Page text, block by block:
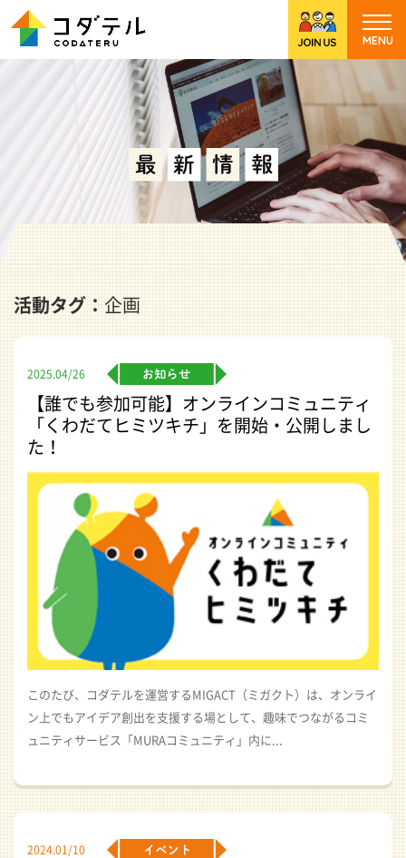
活動タグ： 企画
2025.04/26
【誰でも参加可能】オンラインコミュニティ
「くわだてヒミツキチ」を開始・公開しまし
た！
このたび、コダテルを運営するMIGACT（ミガクト）は、オンライ
ン上でもアイデア創出を支援する場として、趣味でつながるコミ
ュニティサービス「MURAコミュニティ」内に...
2024.01/10